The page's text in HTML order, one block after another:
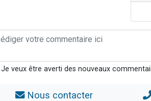
Je veux être averti des nouveaux
Nous contacter